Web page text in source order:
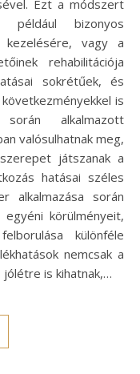
Ezt a módszert
például bizonyos
vagy a
rehabilitációja
sokrétűek, és
is
alkalmazott
valósulhatnak meg,
játszanak a
hatásai széles
alkalmazása során
körülményeit,
különféle
nemcsak a
is kihatnak,…